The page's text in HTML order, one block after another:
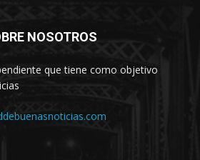
NOSOTROS
que tiene como objetivo